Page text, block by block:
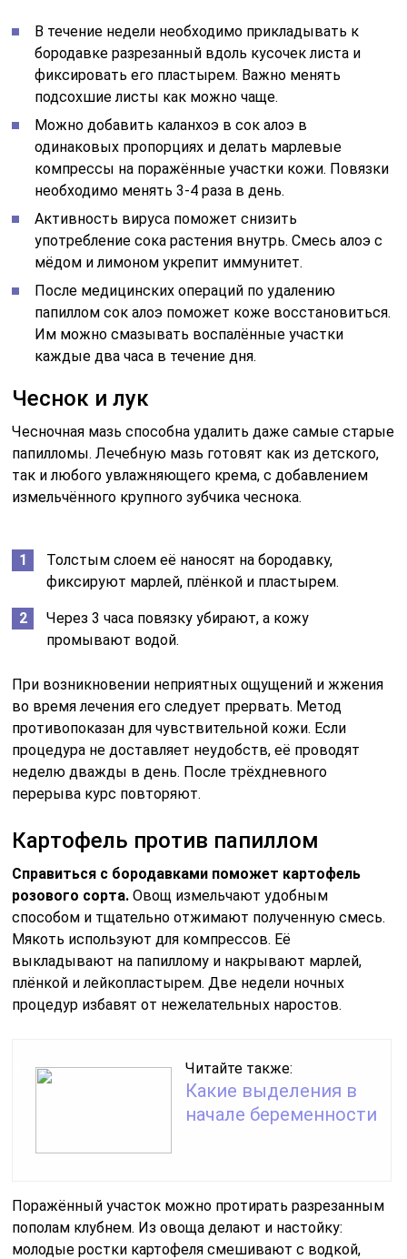
В течение недели необходимо прикладывать к
бородавке разрезанный вдоль кусочек листа и
фиксировать его пластырем. Важно менять
подсохшие листы как можно чаще.
Можно добавить каланхоэ в сок алоэ в
одинаковых пропорциях и делать марлевые
компрессы на поражённые участки кожи. Повязки
необходимо менять 3-4 раза в день.
Активность вируса поможет снизить
употребление сока растения внутрь. Смесь алоэ с
мёдом и лимоном укрепит иммунитет.
После медицинских операций по удалению
папиллом сок алоэ поможет коже восстановиться.
Им можно смазывать воспалённые участки
каждые два часа в течение дня.
Чеснок и лук
Чесночная мазь способна удалить даже самые старые
папилломы. Лечебную мазь готовят как из детского,
так и любого увлажняющего крема, с добавлением
измельчённого крупного зубчика чеснока.
Толстым слоем её наносят на бородавку,
фиксируют марлей, плёнкой и пластырем.
Через 3 часа повязку убирают, а кожу
промывают водой.
При возникновении неприятных ощущений и жжения
во время лечения его следует прервать. Метод
противопоказан для чувствительной кожи. Если
процедура не доставляет неудобств, её проводят
неделю дважды в день. После трёхдневного
перерыва курс повторяют.
Картофель против папиллом
Справиться с бородавками поможет картофель
розового сорта. Овощ измельчают удобным
способом и тщательно отжимают полученную смесь.
Мякоть используют для компрессов. Её
выкладывают на папиллому и накрывают марлей,
плёнкой и лейкопластырем. Две недели ночных
процедур избавят от нежелательных наростов.
Читайте также:
Какие выделения в
начале беременности
Поражённый участок можно протирать разрезанным
пополам клубнем. Из овоща делают и настойку:
молодые ростки картофеля смешивают с водкой,